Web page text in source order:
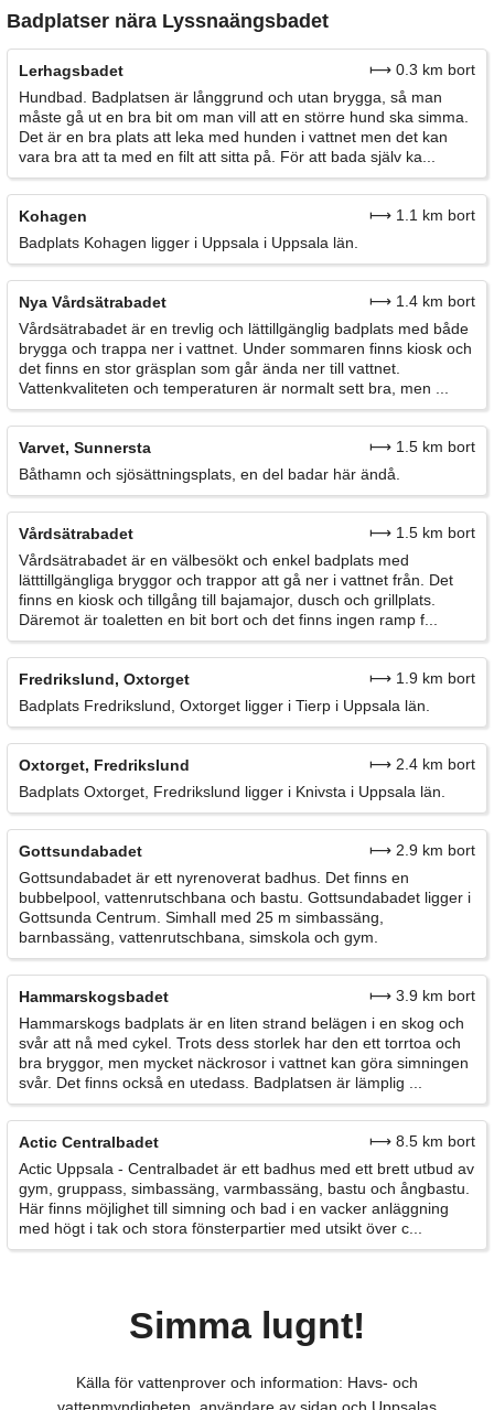
Badplatser nära Lyssnaängsbadet
Lerhagsbadet
⟼ 0.3 km bort
Hundbad. Badplatsen är långgrund och utan brygga, så man
måste gå ut en bra bit om man vill att en större hund ska simma.
Det är en bra plats att leka med hunden i vattnet men det kan
vara bra att ta med en filt att sitta på. För att bada själv ka...
Kohagen
⟼ 1.1 km bort
Badplats Kohagen ligger i Uppsala i Uppsala län.
Nya Vårdsätrabadet
⟼ 1.4 km bort
Vårdsätrabadet är en trevlig och lättillgänglig badplats med både
brygga och trappa ner i vattnet. Under sommaren finns kiosk och
det finns en stor gräsplan som går ända ner till vattnet.
Vattenkvaliteten och temperaturen är normalt sett bra, men ...
Varvet, Sunnersta
⟼ 1.5 km bort
Båthamn och sjösättningsplats, en del badar här ändå.
Vårdsätrabadet
⟼ 1.5 km bort
Vårdsätrabadet är en välbesökt och enkel badplats med
lätttillgängliga bryggor och trappor att gå ner i vattnet från. Det
finns en kiosk och tillgång till bajamajor, dusch och grillplats.
Däremot är toaletten en bit bort och det finns ingen ramp f...
Fredrikslund, Oxtorget
⟼ 1.9 km bort
Badplats Fredrikslund, Oxtorget ligger i Tierp i Uppsala län.
Oxtorget, Fredrikslund
⟼ 2.4 km bort
Badplats Oxtorget, Fredrikslund ligger i Knivsta i Uppsala län.
Gottsundabadet
⟼ 2.9 km bort
Gottsundabadet är ett nyrenoverat badhus. Det finns en
bubbelpool, vattenrutschbana och bastu. Gottsundabadet ligger i
Gottsunda Centrum. Simhall med 25 m simbassäng,
barnbassäng, vattenrutschbana, simskola och gym.
Hammarskogsbadet
⟼ 3.9 km bort
Hammarskogs badplats är en liten strand belägen i en skog och
svår att nå med cykel. Trots dess storlek har den ett torrtoa och
bra bryggor, men mycket näckrosor i vattnet kan göra simningen
svår. Det finns också en utedass. Badplatsen är lämplig ...
Actic Centralbadet
⟼ 8.5 km bort
Actic Uppsala - Centralbadet är ett badhus med ett brett utbud av
gym, gruppass, simbassäng, varmbassäng, bastu och ångbastu.
Här finns möjlighet till simning och bad i en vacker anläggning
med högt i tak och stora fönsterpartier med utsikt över c...
Simma lugnt!
Källa för vattenprover och information: Havs- och
vattenmyndigheten, användare av sidan och Uppsalas